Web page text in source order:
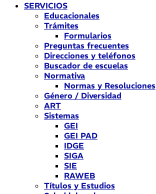
SERVICIOS
Educacionales
Trámites
Formularios
Preguntas frecuentes
Direcciones y teléfonos
Buscador de escuelas
Normativa
Normas y Resoluciones
Género / Diversidad
ART
Sistemas
GEI
GEI PAD
IDGE
SIGA
SIE
RAWEB
Títulos y Estudios